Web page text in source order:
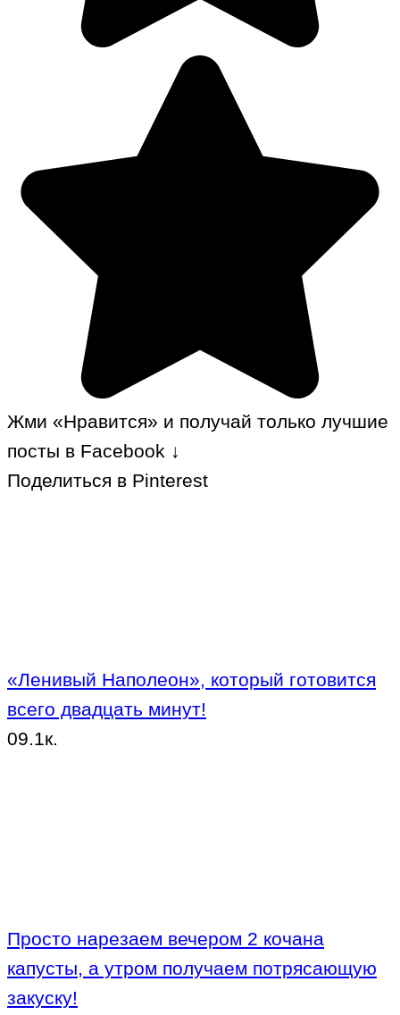
Жми «Нравится» и получай только лучшие
посты в Facebook ↓
Поделиться в Pinterest
«Ленивый Наполеон», который готовится
всего двадцать минут!
09.1к.
Просто нарезаем вечером 2 кочана
капусты, а утром получаем потрясающую
закуску!